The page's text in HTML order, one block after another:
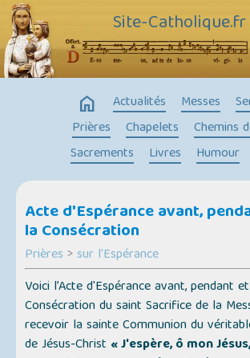
Site-Catholique.fr
home Actualités Messes
Prières
Chapelets
Chemins
Sacrements
Livres Humour
Acte d'Espérance avant,
la Consécration
Prières >sur l'Espérance
Voici l’Acte d'Espérance avant, pendant
Consécration du saint Sacrifice de la
recevoir la sainte Communion du
de Jésus-Christ « J'espère, ô mon